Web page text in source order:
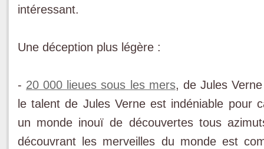
intéressant.
Une déception plus légère :
- 20 000 lieues sous les mers, de Jules
le talent de Jules Verne est indéniable pour
un monde inouï de découvertes tous
découvrant les merveilles du monde est